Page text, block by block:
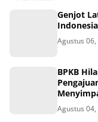
Genjot
Agustus
BPKB
Agustus